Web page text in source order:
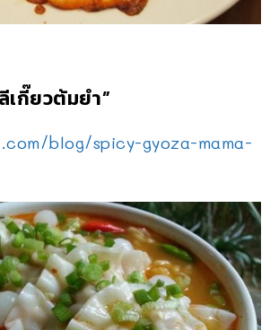
เกี๊ยวต้มยำ”
blog/spicy-gyoza-mama-